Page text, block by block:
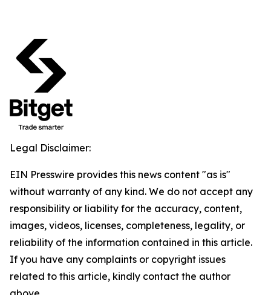
Legal Disclaimer:
EIN Presswire provides this news content "as is"
without warranty of any kind. We do not accept any
responsibility or liability for the accuracy, content,
images, videos, licenses, completeness, legality, or
reliability of the information contained in this article.
If you have any complaints or copyright issues
related to this article, kindly contact the author